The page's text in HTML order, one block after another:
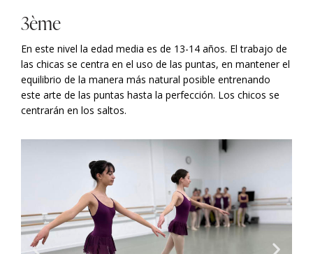
3ème
En este nivel la edad media es de 13-14 años. El trabajo de
las chicas se centra en el uso de las puntas, en mantener el
equilibrio de la manera más natural posible entrenando
este arte de las puntas hasta la perfección. Los chicos se
centrarán en los saltos.